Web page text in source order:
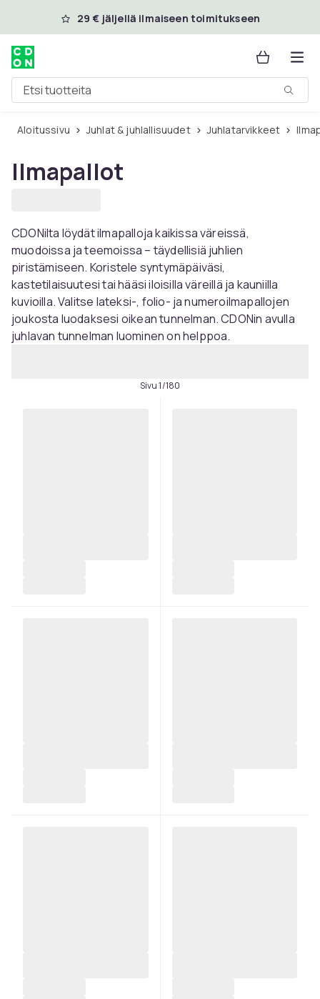
Ohita ja siirry pääsisältöön
29 € jäljellä ilmaiseen toimitukseen
Etsi tuotteita
Aloitussivu Juhlat & juhlallisuudet Juhlatarvikkeet
Ilmapallot
CDONilta löydät ilmapalloja kaikissa väreissä,
muodoissa ja teemoissa – täydellisiä juhlien
piristämiseen. Koristele syntymäpäiväsi,
kastetilaisuutesi tai hääsi iloisilla väreillä ja kauniilla
kuvioilla. Valitse lateksi-, folio- ja numeroilmapallojen
joukosta luodaksesi oikean tunnelman. CDONin avulla
juhlavan tunnelman luominen on helppoa.
Sivu 1/180